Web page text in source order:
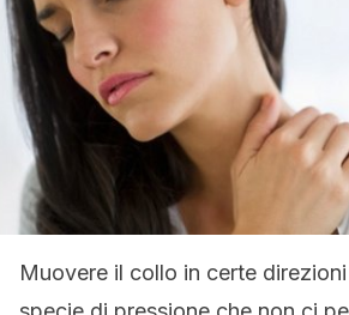
Muovere il collo in certe